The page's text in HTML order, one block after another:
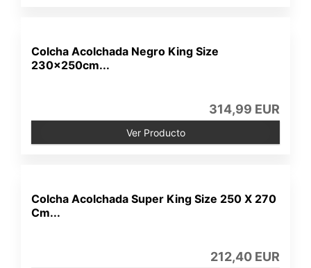
Colcha Acolchada Negro King Size
230x250cm...
314,99 EUR
Ver Producto
Colcha Acolchada Super King Size 250 X 270
Cm...
212,40 EUR